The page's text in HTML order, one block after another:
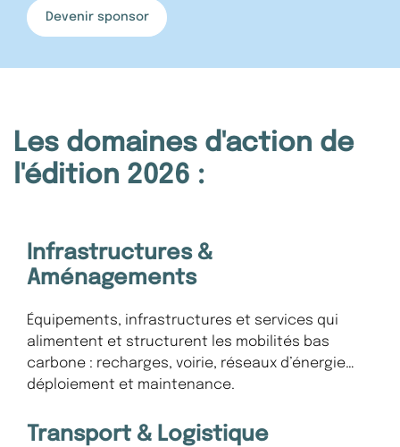
Devenir sponsor
Les domaines d'action de
l'édition 2026 :
Infrastructures &
Aménagements
Équipements, infrastructures et services qui
alimentent et structurent les mobilités bas
carbone : recharges, voirie, réseaux d’énergie…
déploiement et maintenance.
Transport & Logistique